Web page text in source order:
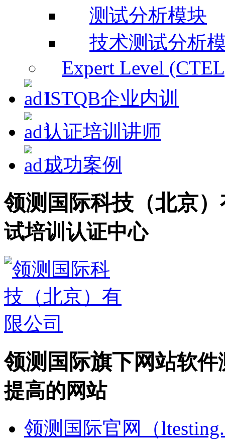
测试分析模块
技术测试分析
Expert Level
ISTQB企业内训
认证培训讲师
成功案例
领测国际科技（北京
试培训认证中心
领测国际旗下网站软件
提高的网站
领测国际官网（